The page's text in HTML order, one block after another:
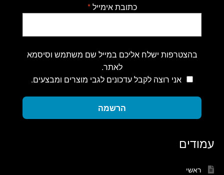
כתובת אימייל*
בהצטרפות ישלח אליכם במייל שם משתמש וסיסמא
לאתר.
אני רוצה לקבל עדכונים לגבי מוצרים ומבצעים.
הרשמה
עמודים
ראשי